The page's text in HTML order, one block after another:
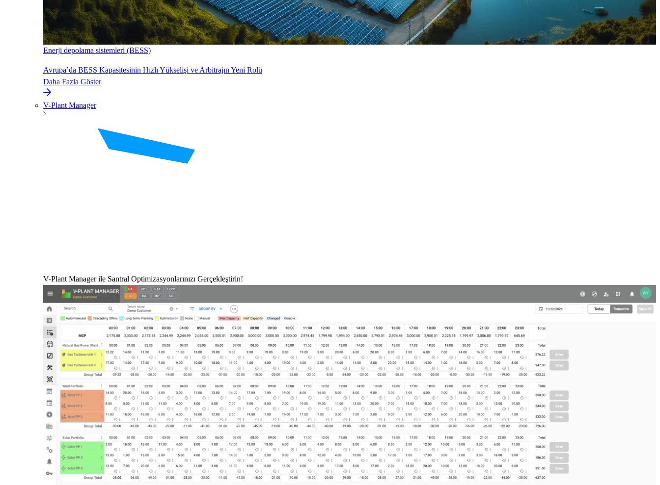
Enerji depolama sistemleri (BESS)
Avrupa’da BESS Kapasitesinin Hızlı Yükselişi ve Arbitrajın Yeni Rolü
Daha Fazla Göster
V-Plant Manager
V-Plant Manager ile Santral Optimizasyonlarınızı Gerçekleştirin!